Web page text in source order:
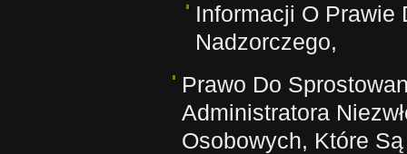
Informacji O Prawie
Nadzorczego,
Prawo Do
Administratora
Osobowych, Które